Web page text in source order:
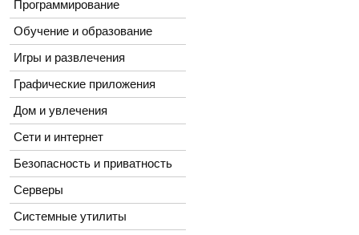
Программирование
Обучение и образование
Игры и развлечения
Графические приложения
Дом и увлечения
Сети и интернет
Безопасность и приватность
Серверы
Системные утилиты